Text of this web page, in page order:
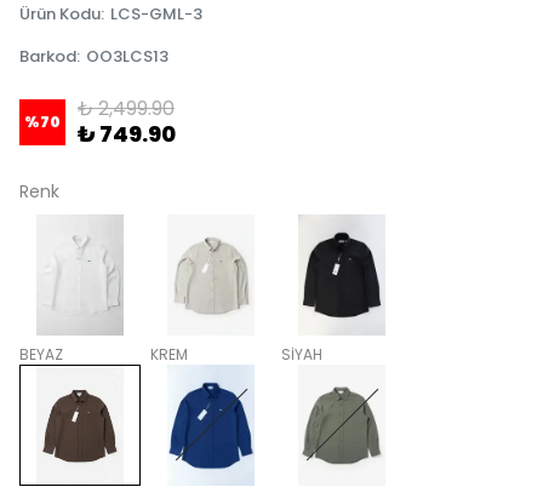
Ürün Kodu: LCS-GML-3
Barkod: OO3LCS13
%70 ₺ 2,499.90
₺ 749.90
Renk
BEYAZ KREM SİYAH